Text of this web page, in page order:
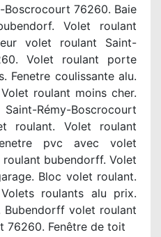
76260. Baie
Volet roulant
volet roulant Saint-
Volet roulant porte
Fenetre coulissante alu.
roulant moins cher.
Rémy-Boscrocourt
roulant. Volet roulant
pvc avec volet
bubendorff. Volet
Bloc volet roulant.
roulants alu prix.
Bubendorff volet roulant
76260. Fenêtre de toit